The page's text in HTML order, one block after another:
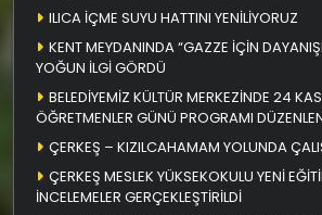
ILICA İÇME SUYU HATTINI YENİLİYORUZ
KENT MEYDANINDA “GAZZE İÇİN
YOĞUN İLGİ GÖRDÜ
BELEDİYEMİZ KÜLTÜR MERKEZİNDE 24
ÖĞRETMENLER GÜNÜ PROGRAMI
ÇERKEŞ – KIZILCAHAMAM YOLUNDA
ÇERKEŞ MESLEK YÜKSEKOKULU YENİ
İNCELEMELER GERÇEKLEŞTİRİLDİ